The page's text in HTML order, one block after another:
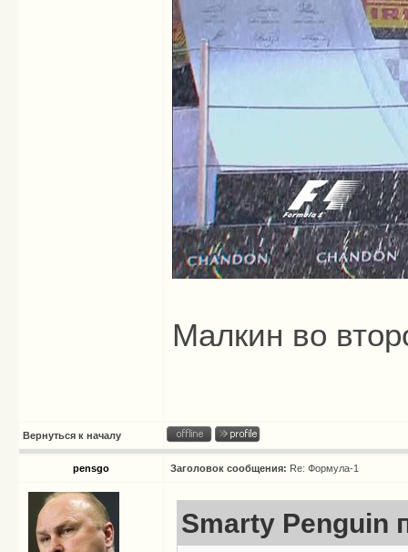
Малкин во
Вернуться к началу
pensgo Заголовок сообщения: Re: Формула-1
Smarty Penguin